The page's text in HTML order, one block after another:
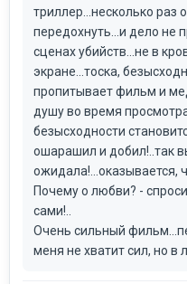
триллер...несколько раз
передохнуть...и дело не
сценах убийств...не в
экране...тоска,
пропитывает фильм и
душу во время
безысходности
ошарашил и добил!..так
ожидала!...оказывается,
Почему о любви? -
сами!..
Очень сильный
меня не хватит сил, но в